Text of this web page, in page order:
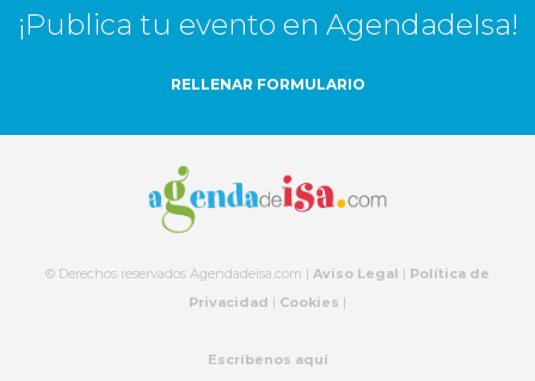
¡Publica tu evento en AgendadeIsa!
RELLENAR FORMULARIO
© Derechos reservados Agendadeisa.com | Aviso Legal | Política de
Privacidad | Cookies |
Escríbenos aquí